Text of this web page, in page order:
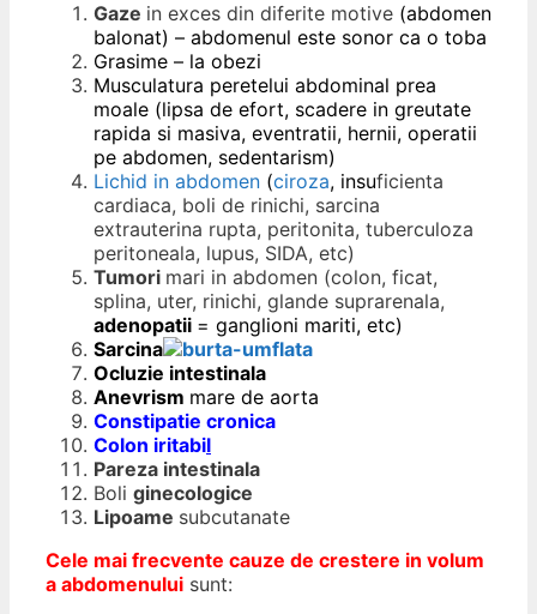
Gaze in exces din diferite motive (abdomen
balonat) – abdomenul este sonor ca o toba
Grasime – la obezi
Musculatura peretelui abdominal prea
moale (lipsa de efort, scadere in greutate
rapida si masiva, eventratii, hernii, operatii
pe abdomen, sedentarism)
Lichid in abdomen (ciroza, insuficienta
cardiaca, boli de rinichi, sarcina
extrauterina rupta, peritonita, tuberculoza
peritoneala, lupus, SIDA, etc)
Tumori mari in abdomen (colon, ficat,
splina, uter, rinichi, glande suprarenala,
adenopatii = ganglioni mariti, etc)
Sarcina
Ocluzie intestinala
Anevrism mare de aorta
Constipatie cronica
Colon iritabil
Pareza intestinala
Boli ginecologice
Lipoame subcutanate
Cele mai frecvente cauze de crestere in volum
a abdomenului sunt: